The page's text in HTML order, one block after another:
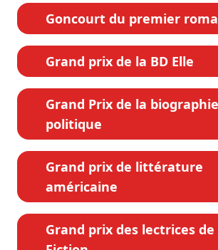
Goncourt du premier
Grand prix de la BD Elle
Grand Prix de la biographie
politique
Grand prix de littérature
américaine
Grand prix des lectrices de